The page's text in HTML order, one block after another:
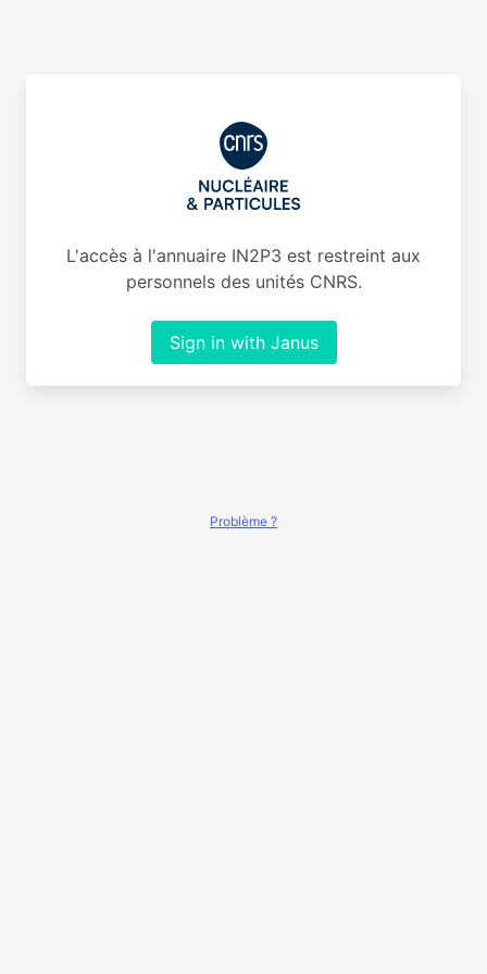
L'accès à l'annuaire IN2P3 est restreint aux
personnels des unités CNRS.
Sign in with Janus
Problème ?